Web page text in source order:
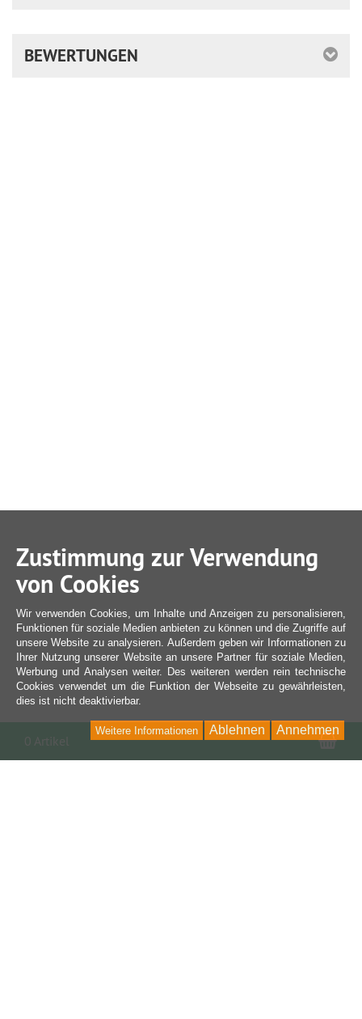
BEWERTUNGEN
Zustimmung zur Verwendung
von Cookies
Wir verwenden Cookies, um Inhalte und Anzeigen zu personalisieren,
Funktionen für soziale Medien anbieten zu können und die Zugriffe auf
unsere Website zu analysieren. Außerdem geben wir Informationen zu
Ihrer Nutzung unserer Website an unsere Partner für soziale Medien,
Werbung und Analysen weiter. Des weiteren werden rein technische
Cookies verwendet um die Funktion der Webseite zu gewährleisten,
dies ist nicht deaktivierbar.
Annehmen
Ablehnen
Weitere Informationen